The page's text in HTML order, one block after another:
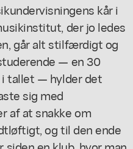
kår i
der jo ledes
går alt stilfærdigt og
— en 30
tallet — hylder det
sig med
af at snakke om
og til den ende